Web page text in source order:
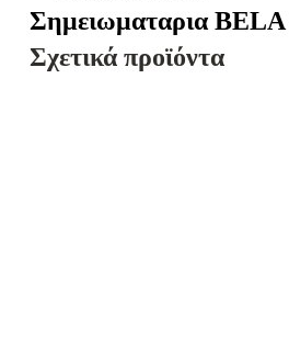
Σημειωματαρια BELA
Σχετικά προϊόντα